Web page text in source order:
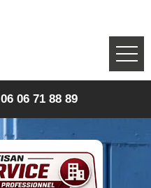
06 06 71 88 89